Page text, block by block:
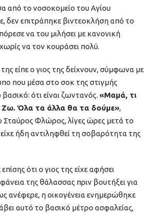
από το νοσοκομείο του Αγίου
δεν επιτράπηκε βιντεοκλήση από το
να του μιλήσει με κανονική
να τον κουράσει πολύ.
είπε ο γιος της δείχνουν, σύμφωνα με
που μέσα στο σοκ της στιγμής
ότι είναι ζωντανός. «Μαμά, τι
Ζω. Όλα τα άλλα θα τα δούμε»,
Σταύρος Φλώρος, λίγες ώρες μετά το
ήδη αντιληφθεί τη σοβαρότητα της
ότι ο γιος της είχε αφήσει
της θάλασσας πριν βουτήξει για
ανέφερε, η οικογένεια ενημερώθηκε
αυτό το βασικό μέτρο ασφαλείας,